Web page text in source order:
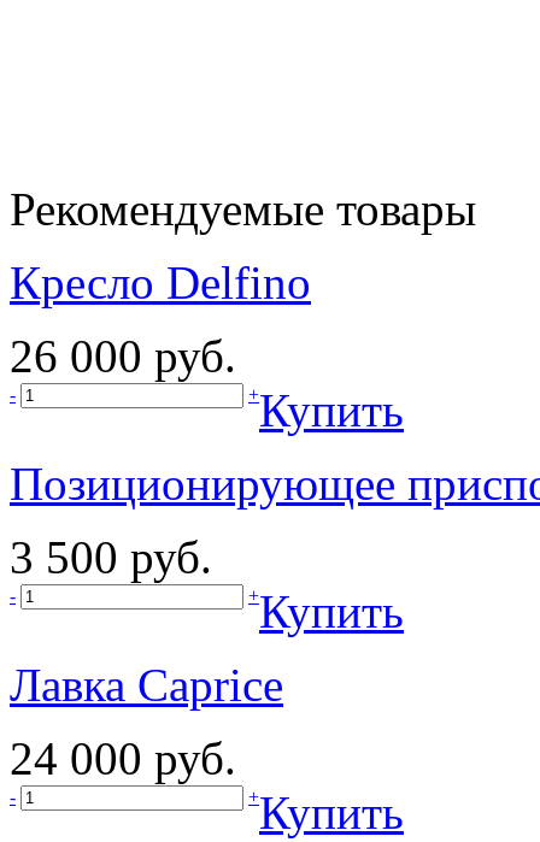
Рекомендуемые товары
Кресло Delfino
26 000 руб.
- +Купить
Позиционирующее
3 500 руб.
- +Купить
Лавка Caprice
24 000 руб.
- +Купить